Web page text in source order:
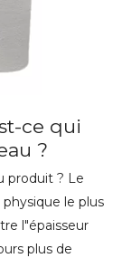
ce qui
?
produit ? Le
le plus
l"épaisseur
plus de